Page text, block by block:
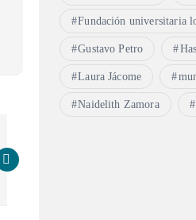
Fundación universitaria
Gustavo Petro
Laura Jácome
Naidelith Zamora